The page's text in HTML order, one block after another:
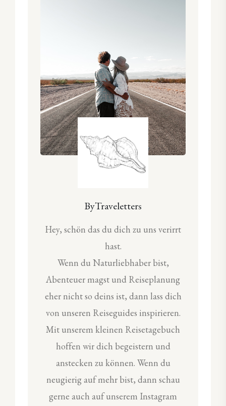
ByTraveletters
Hey, schön das du dich zu uns verirrt
hast.
Wenn du Naturliebhaber bist,
Abenteuer magst und Reiseplanung
eher nicht so deins ist, dann lass dich
von unseren Reiseguides inspirieren.
Mit unserem kleinen Reisetagebuch
hoffen wir dich begeistern und
anstecken zu können. Wenn du
neugierig auf mehr bist, dann schau
gerne auch auf unserem Instagram